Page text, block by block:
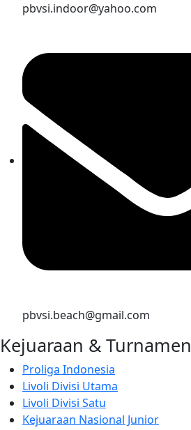
pbvsi.indoor@yahoo.com
pbvsi.beach@gmail.com
Kejuaraan & Turnamen
Proliga Indonesia
Livoli Divisi Utama
Livoli Divisi Satu
Kejuaraan Nasional Junior